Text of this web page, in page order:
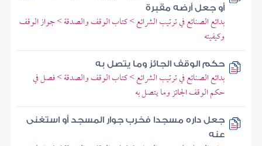
أو جعل أرضه مقبرة
بدائع الصنائع في ترتيب الشرائع > كتاب الوقف والصدقة > جواز الوقف
وكيفيته
حكم الوقف الجائز وما يتصل به
بدائع الصنائع في ترتيب الشرائع > كتاب الوقف والصدقة > فصل في
حكم الوقف الجائز وما يتصل به
جعل داره مسجدا فخرب جوار المسجد أو استغنى
عنه